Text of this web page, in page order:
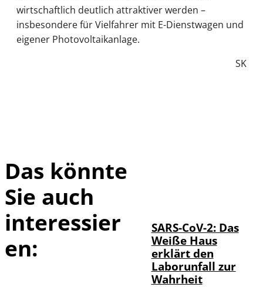
wirtschaftlich deutlich attraktiver werden –
insbesondere für Vielfahrer mit E-Dienstwagen und
eigener Photovoltaikanlage.
SK
Das könnte
Sie auch
interessier
en:
SARS-CoV-2: Das
Weiße Haus
erklärt den
Laborunfall zur
Wahrheit